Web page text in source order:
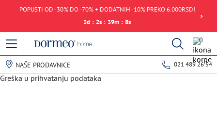
POPUSTI OD -30% DO -70% + DODATNIH -10% PREKO 6.000RSD!
3d : 2s : 39m : 8s
0
NAŠE PRODAVNICE 021 489 26 54
Greška u prihvatanju podataka